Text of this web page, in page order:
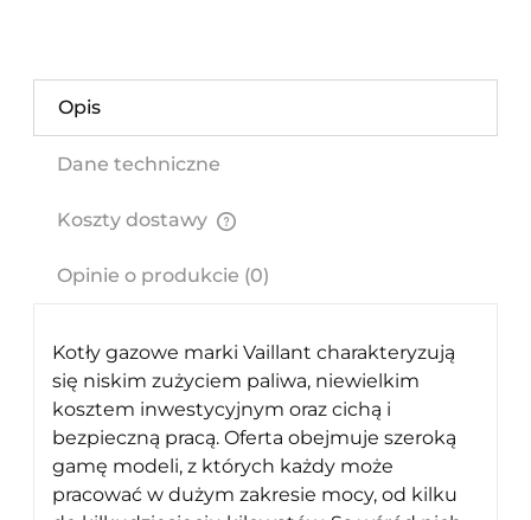
Opis
Dane techniczne
Koszty dostawy
Opinie o produkcie (0)
Kotły gazowe marki Vaillant charakteryzują
się niskim zużyciem paliwa, niewielkim
kosztem inwestycyjnym oraz cichą i
bezpieczną pracą. Oferta obejmuje szeroką
gamę modeli, z których każdy może
pracować w dużym zakresie mocy, od kilku